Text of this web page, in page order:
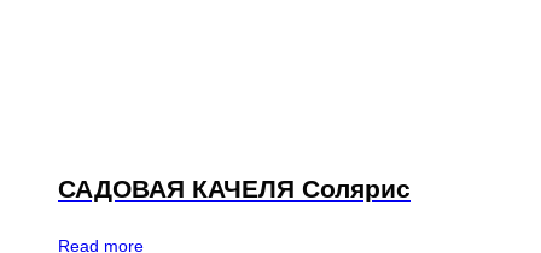
САДОВАЯ КАЧЕЛЯ Солярис
Read more